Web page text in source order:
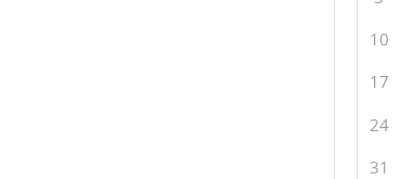
10
17
24
31